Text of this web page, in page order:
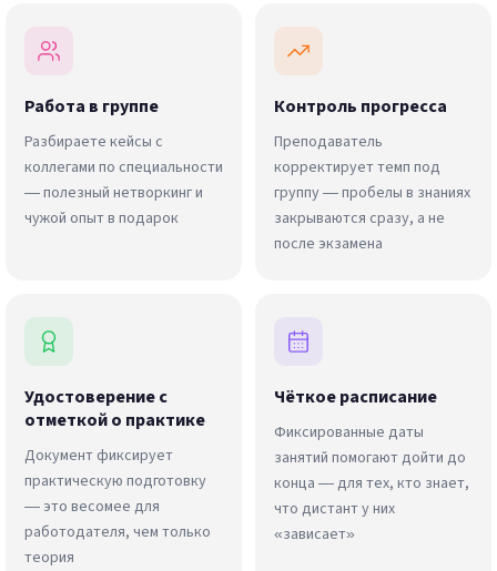
Работа в группе
Разбираете кейсы с
коллегами по специальности
— полезный нетворкинг и
чужой опыт в подарок
Контроль прогресса
Преподаватель
корректирует темп под
группу — пробелы в знаниях
закрываются сразу, а не
после экзамена
Удостоверение с
отметкой о практике
Документ фиксирует
практическую подготовку
— это весомее для
работодателя, чем только
теория
Чёткое расписание
Фиксированные даты
занятий помогают дойти до
конца — для тех, кто знает,
что дистант у них
«зависает»